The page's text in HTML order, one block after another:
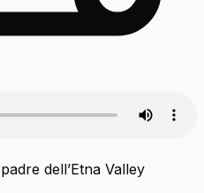
dell’Etna Valley